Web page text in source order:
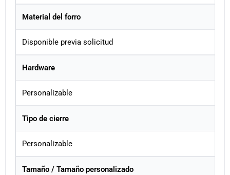
Material del forro
Disponible previa solicitud
Hardware
Personalizable
Tipo de cierre
Personalizable
Tamaño / Tamaño personalizado